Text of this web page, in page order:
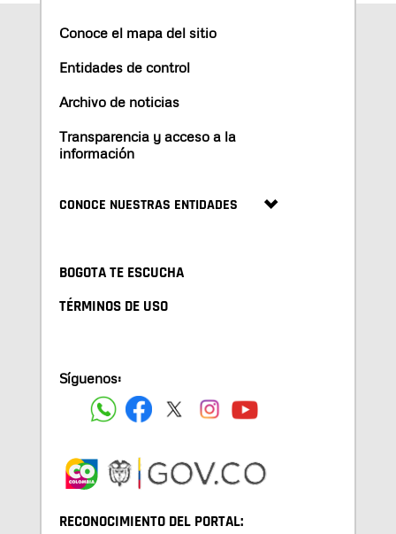
Conoce el mapa del sitio
Entidades de control
Archivo de noticias
Transparencia y acceso a la
información
CONOCE NUESTRAS ENTIDADES
BOGOTA TE ESCUCHA
TÉRMINOS DE USO
Síguenos:
RECONOCIMIENTO DEL PORTAL: